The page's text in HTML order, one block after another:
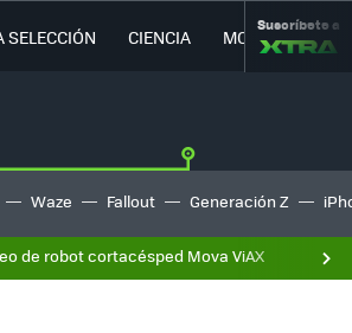
SELECCIÓN CIENCIA MOVILIDAD
Suscríbete a
Waze Fallout Generación Z
de robot cortacésped Mova ViAX